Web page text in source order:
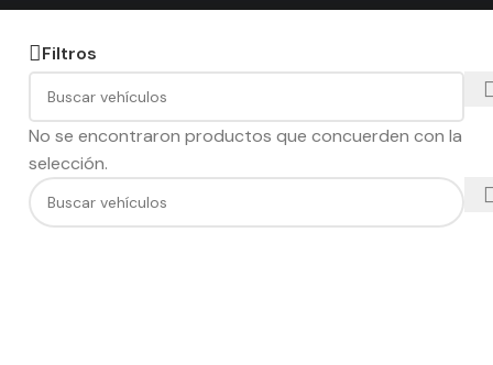
Filtros
No se encontraron productos que concuerden con la
selección.